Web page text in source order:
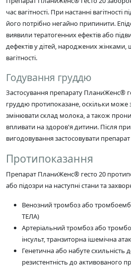
час вагітності. При настанні
його потрібно негайно припинити.
виявили тератогенних ефектів або
дефектів у дітей, народжених
вагітності.
Годування груддю
Застосування препарату ПланиЖенс®
груддю протипоказане, оскільки може
змінювати склад молока, а також
впливати на здоров'я дитини. Після
вигодовування застосовувати
Протипоказання
Препарат ПланиЖенс® гесто 20
або підозри на наступні стани та
Венозний тромбоз або
ТЕЛА)
Артеріальний тромбоз або
інсульт, транзиторна ішемічна
Генетична або набуте
резистентність до активованого